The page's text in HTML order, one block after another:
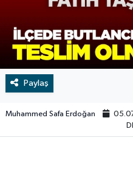
Paylaş
Muhammed Safa Erdoğan
Video